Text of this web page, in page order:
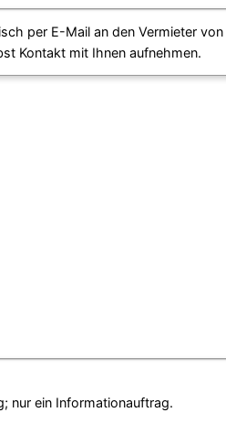
per E-Mail an den Vermieter von
Kontakt mit Ihnen aufnehmen.
nur ein Informationauftrag.